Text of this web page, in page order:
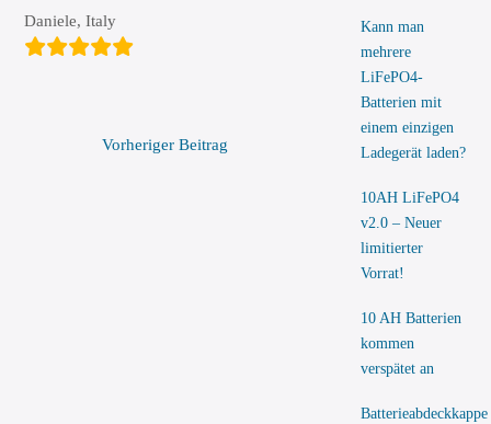
Daniele, Italy
Vorheriger Beitrag
Kann man
mehrere
LiFePO4-
Batterien mit
einem einzigen
Ladegerät laden?
10AH LiFePO4
v2.0 – Neuer
limitierter
Vorrat!
10 AH Batterien
kommen
verspätet an
Batterieabdeckkappe